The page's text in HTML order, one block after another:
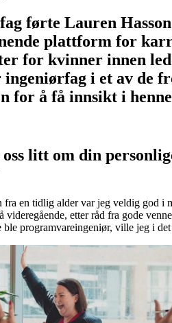
førte Lauren
plattform for
for kvinner innen
i et av de
for å få innsikt i
litt om din
fra en tidlig alder var jeg veldig god
etter råd fra gode
programvareingeniør, ville jeg i